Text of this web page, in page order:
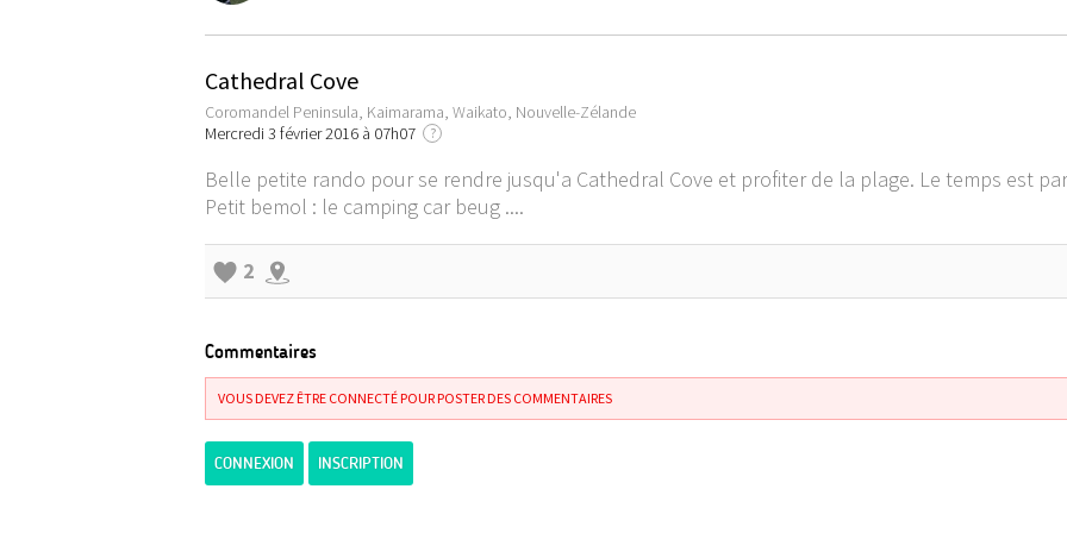
Cathedral Cove
Coromandel Peninsula, Kaimarama, Waikato, Nouvelle-Zélande
Mercredi 3 février 2016 à 07h07
?
Belle petite rando pour se rendre jusqu'a Cathedral Cove et profiter de la plage. Le temps est
Petit bemol : le camping car beug ....
2
Commentaires
VOUS DEVEZ ÊTRE CONNECTÉ POUR POSTER DES COMMENTAIRES
CONNEXION INSCRIPTION